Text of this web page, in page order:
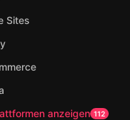
Sites
anzeigen 112